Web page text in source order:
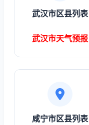
武汉市区县列表
武汉市天气预报
咸宁市区县列表